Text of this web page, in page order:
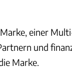
einer
und
Marke.